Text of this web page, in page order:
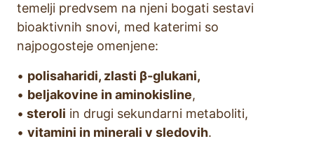
temelji predvsem na njeni bogati sestavi
bioaktivnih snovi, med katerimi so
najpogosteje omenjene:
• polisaharidi, zlasti β-glukani,
• beljakovine in aminokisline,
• steroli in drugi sekundarni metaboliti,
• vitamini in minerali v sledovih.